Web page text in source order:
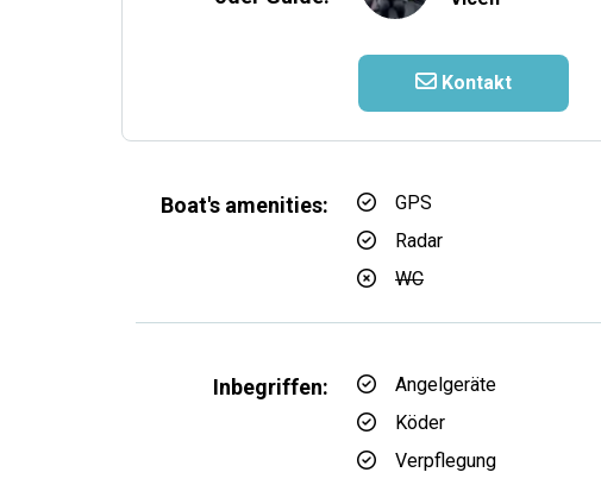
Kontakt
Boat's amenities: GPS
Radar
WC
Inbegriffen: Angelgeräte
Köder
Verpflegung